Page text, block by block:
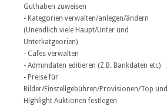
Guthaben zuweisen
- Kategorien verwalten/anlegen/ändern
(Unendlich viele Haupt/Unter und
Unterkatgeorien)
- Cafes verwalten
- Admindaten editieren (Z.B. Bankdaten etc)
- Preise für
Bilder/Einstellgebühren/Provisionen/Top und
Highlight Auktionen festlegen